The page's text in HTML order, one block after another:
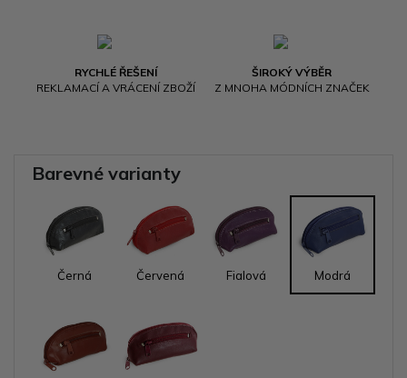
RYCHLÉ ŘEŠENÍ
REKLAMACÍ A VRÁCENÍ ZBOŽÍ
ŠIROKÝ VÝBĚR
Z MNOHA MÓDNÍCH ZNAČEK
Barevné varianty
Černá Červená Fialová Modrá